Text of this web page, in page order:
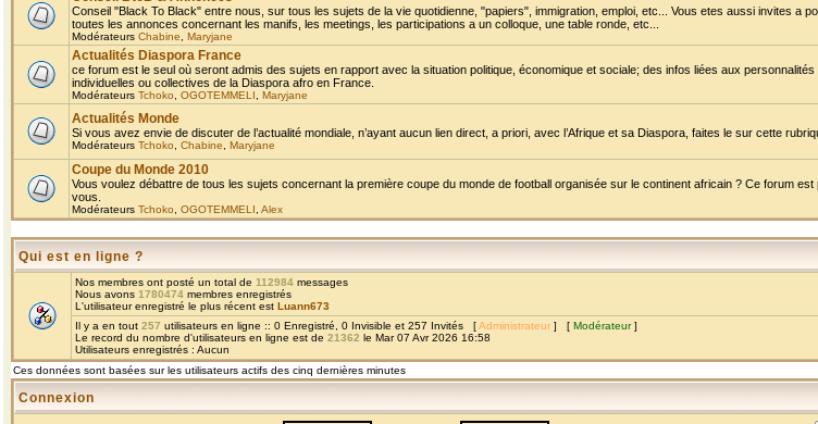
Conseil "Black To Black" entre nous, sur tous les sujets de la vie quotidienne, "papiers", immigration, emploi, etc... Vous etes aussi invites a
toutes les annonces concernant les manifs, les meetings, les participations a un colloque, une table ronde, etc...
Modérateurs Chabine Maryjane
Actualités Diaspora France
ce forum est le seul où seront admis des sujets en rapport avec la situation politique, économique et sociale; des infos liées aux personnalités
individuelles ou collectives de la Diaspora afro en France.
Modérateurs Tchoko OGOTEMMELI Maryjane
Actualités Monde
Si vous avez envie de discuter de l’actualité mondiale, n’ayant aucun lien direct, a priori, avec l’Afrique et sa Diaspora, faites le sur cette
Modérateurs Tchoko Chabine Maryjane
Coupe du Monde 2010
Vous voulez débattre de tous les sujets concernant la première coupe du monde de football organisée sur le continent africain ? Ce forum est
vous.
Modérateurs Tchoko OGOTEMMELI Alex
Qui est en ligne ?
Nos membres ont posté un total de 112984 messages
Nous avons 1780474 membres enregistrés
L'utilisateur enregistré le plus récent est Luann673
Il y a en tout 257 utilisateurs en ligne :: 0 Enregistré, 0 Invisible et 257 Invités [Administrateur ] [ Modérateur]
Le record du nombre d'utilisateurs en ligne est de 21362 le Mar 07 Avr 2026 16:58
Utilisateurs enregistrés : Aucun
Ces données sont basées sur les utilisateurs actifs des cinq dernières minutes
Connexion